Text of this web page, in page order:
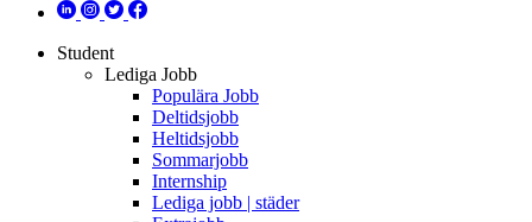
Student
Lediga Jobb
Populära Jobb
Deltidsjobb
Heltidsjobb
Sommarjobb
Internship
Lediga jobb | städer